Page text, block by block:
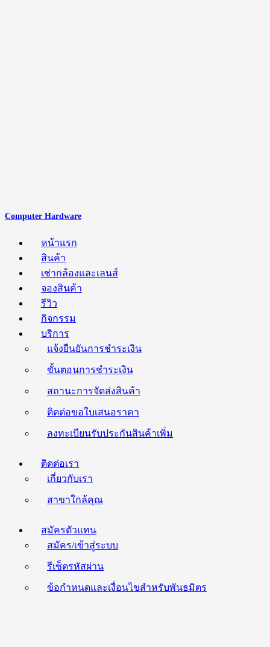
Computer Hardware
หน้าแรก
สินค้า
เช่ากล้องและเลนส์
จองสินค้า
รีวิว
กิจกรรม
บริการ
แจ้งยืนยันการชำระเงิน
ขั้นตอนการชำระเงิน
สถานะการจัดส่งสินค้า
ติดต่อขอใบเสนอราคา
ลงทะเบียนรับประกันสินค้าเพิ่ม
ติดต่อเรา
เกี่ยวกับเรา
สาขาใกล้คุณ
สมัครตัวแทน
สมัคร/เข้าสู่ระบบ
รีเซ็ตรหัสผ่าน
ข้อกำหนดและเงื่อนไขสำหรับพันธมิตร